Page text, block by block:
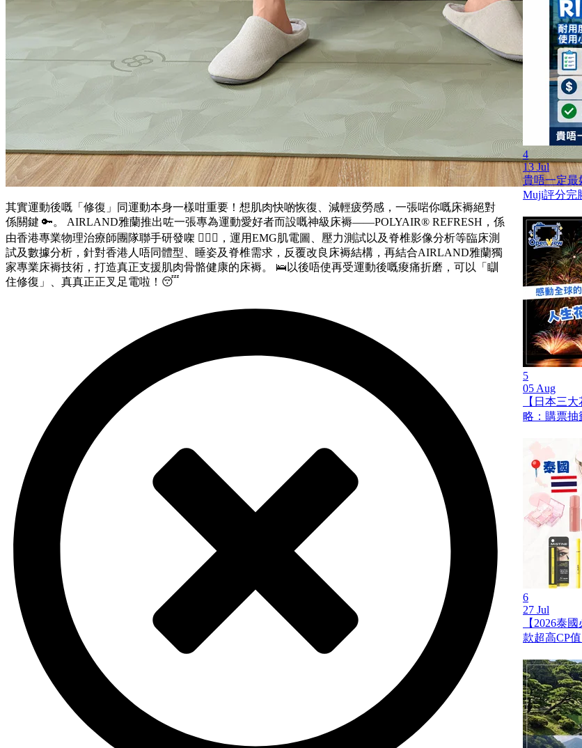
其實運動後嘅「修復」同運動本身一樣咁重要！想肌肉快啲恢復、減輕疲勞感，一張啱你嘅床褥絕對
係關鍵 🔑。 AIRLAND雅蘭推出咗一張專為運動愛好者而設嘅神級床褥——POLYAIR® REFRESH，係
由香港專業物理治療師團隊聯手研發㗎 👨🏻‍⚕️，運用EMG肌電圖、壓力測試以及脊椎影像分析等臨床測
試及數據分析，針對香港人唔同體型、睡姿及脊椎需求，反覆改良床褥結構，再結合AIRLAND雅蘭獨
家專業床褥技術，打造真正支援肌肉骨骼健康的床褥。 🛌以後唔使再受運動後嘅痠痛折磨，可以「瞓
住修復」、真真正正叉足電啦！😴
4
13 Jul
貴唔一定最
Muji評分完
5
05 Aug
【日本三
略：購票抽
6
27 Jul
【2026泰
款超高CP